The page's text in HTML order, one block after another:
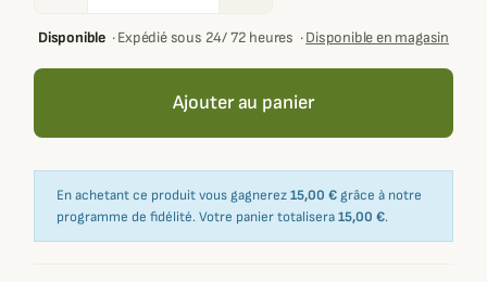
Disponible·Expédié sous 24/ 72 heures ·Disponible en magasin
Ajouter au panier
En achetant ce produit vous gagnerez15,00 € grâce à notre
programme de fidélité. Votre panier totalisera15,00 €.